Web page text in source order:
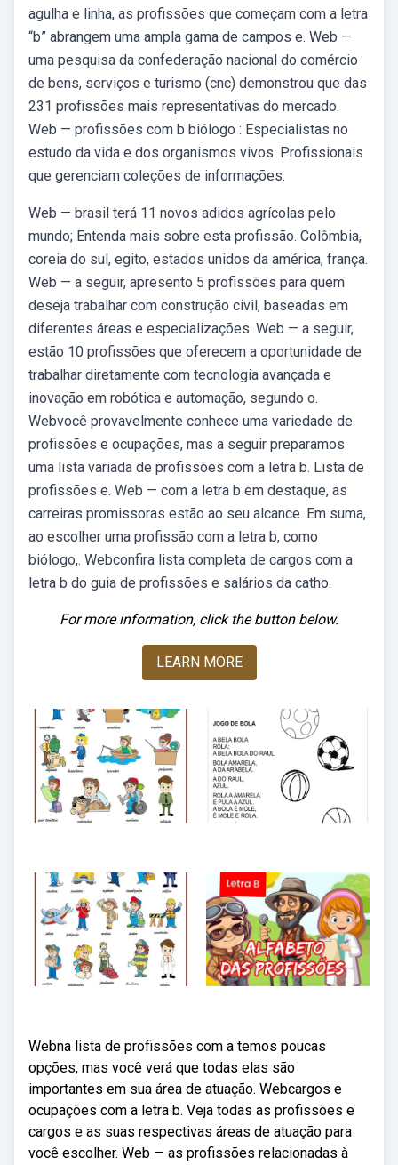
agulha e linha, as profissões que começam com a letra
“b” abrangem uma ampla gama de campos e. Web —
uma pesquisa da confederação nacional do comércio
de bens, serviços e turismo (cnc) demonstrou que das
231 profissões mais representativas do mercado.
Web — profissões com b biólogo : Especialistas no
estudo da vida e dos organismos vivos. Profissionais
que gerenciam coleções de informações.
Web — brasil terá 11 novos adidos agrícolas pelo
mundo; Entenda mais sobre esta profissão. Colômbia,
coreia do sul, egito, estados unidos da américa, frança.
Web — a seguir, apresento 5 profissões para quem
deseja trabalhar com construção civil, baseadas em
diferentes áreas e especializações. Web — a seguir,
estão 10 profissões que oferecem a oportunidade de
trabalhar diretamente com tecnologia avançada e
inovação em robótica e automação, segundo o.
Webvocê provavelmente conhece uma variedade de
profissões e ocupações, mas a seguir preparamos
uma lista variada de profissões com a letra b. Lista de
profissões e. Web — com a letra b em destaque, as
carreiras promissoras estão ao seu alcance. Em suma,
ao escolher uma profissão com a letra b, como
biólogo,. Webconfira lista completa de cargos com a
letra b do guia de profissões e salários da catho.
For more information, click the button below.
LEARN MORE
Webna lista de profissões com a temos poucas
opções, mas você verá que todas elas são
importantes em sua área de atuação. Webcargos e
ocupações com a letra b. Veja todas as profissões e
cargos e as suas respectivas áreas de atuação para
você escolher. Web — as profissões relacionadas à